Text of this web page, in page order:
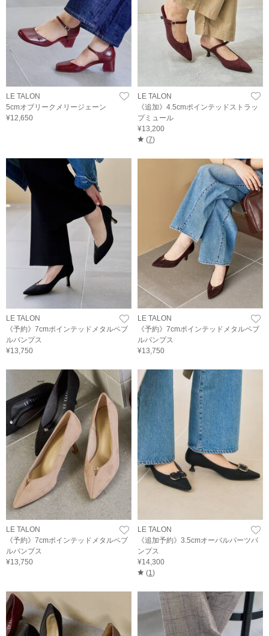
LE TALON
5cmオブリークメリージェーン
¥12,650
LE TALON
《追加》4.5cmポインテッドストラッ
プミュール
¥13,200
(7)
LE TALON
《予約》7cmポインテッドメタルペブ
ルパンプス
¥13,750
LE TALON
《予約》7cmポインテッドメタルペブ
ルパンプス
¥13,750
LE TALON
《予約》7cmポインテッドメタルペブ
ルパンプス
¥13,750
LE TALON
《追加予約》3.5cmオーバルパーツパ
ンプス
¥14,300
(1)